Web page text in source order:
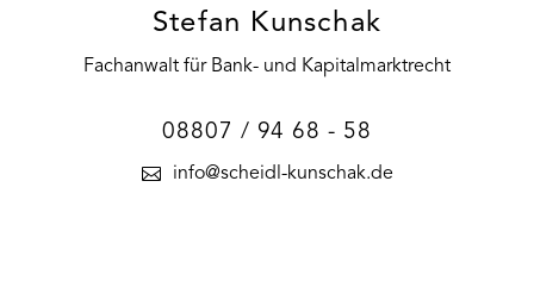
Stefan Kunschak
Fachanwalt für Bank- und Kapitalmarktrecht
08807 / 94 68 - 58
info@scheidl-kunschak.de